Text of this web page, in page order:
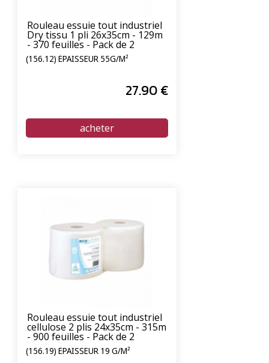
Rouleau essuie tout industriel
Dry tissu 1 pli 26x35cm - 129m
- 370 feuilles - Pack de 2
(156.12) ÉPAISSEUR 55G/M²
27.90€
Rouleau essuie tout industriel
cellulose 2 plis 24x35cm - 315m
- 900 feuilles - Pack de 2
(156.19) ÉPAISSEUR 19 G/M²